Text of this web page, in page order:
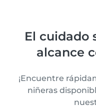
El cuidado
alcance
¡Encuentre
niñeras